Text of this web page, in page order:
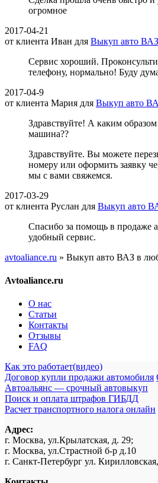
огромное
2017-04-21
от клиента Иван для Выкуп авто
Сервис хороший.
телефону, нормально! Буду
2017-04-9
от клиента Мария для Выкуп авто
Здравствуйте! А каким
машина??
Здравствуйте. Вы можете
номеру или оформить заявку
мы с вами свяжемся.
2017-03-29
от клиента Руслан для Выкуп авто
Спасибо за помощь в продаже
удобный сервис.
avtoaliance.ru » Выкуп авто ВАЗ в
Avtoaliance.ru
О нас
Статьи
Контакты
Отзывы
FAQ
Как это работает(видео)
Договор купли продажи автомобиля
Автоальянс — срочный автовыкуп
Поиск и оплата штрафов ГИБДД
Расчет транспортного налога онлайн
Адрес:
г. Москва, ул.Крылатская, д. 29;
г. Москва, ул.Страстной б-р д.10
г. Санкт-Петербург ул.